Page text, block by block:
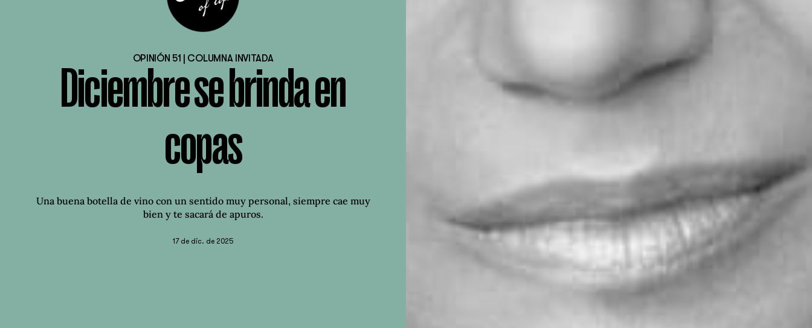
OPINIÓN 51 | COLUMNA INVITADA
Diciembre se brinda en
copas
Una buena botella de vino con un sentido muy personal, siempre cae muy
bien y te sacará de apuros.
17 de dic. de 2025